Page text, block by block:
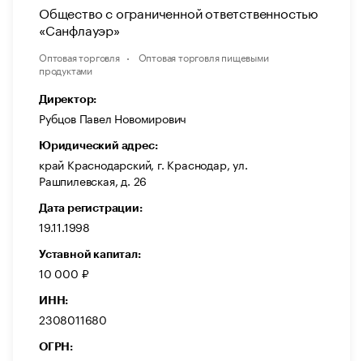
Общество с ограниченной ответственностью
«Санфлауэр»
Оптовая торговля
Оптовая торговля пищевыми
продуктами
Директор:
Рубцов Павел Новомирович
Юридический адрес:
край Краснодарский, г. Краснодар, ул.
Рашпилевская, д. 26
Дата регистрации:
19.11.1998
Уставной капитал:
10 000 ₽
ИНН:
2308011680
ОГРН: